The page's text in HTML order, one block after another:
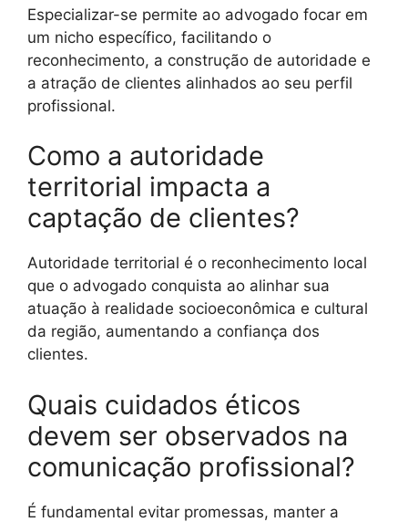
Especializar-se permite ao advogado focar em
um nicho específico, facilitando o
reconhecimento, a construção de autoridade e
a atração de clientes alinhados ao seu perfil
profissional.
Como a autoridade
territorial impacta a
captação de clientes?
Autoridade territorial é o reconhecimento local
que o advogado conquista ao alinhar sua
atuação à realidade socioeconômica e cultural
da região, aumentando a confiança dos
clientes.
Quais cuidados éticos
devem ser observados na
comunicação profissional?
É fundamental evitar promessas, manter a